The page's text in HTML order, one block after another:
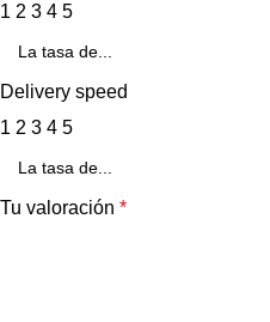
1 2 3 4 5
Delivery speed
1 2 3 4 5
Tu valoración *